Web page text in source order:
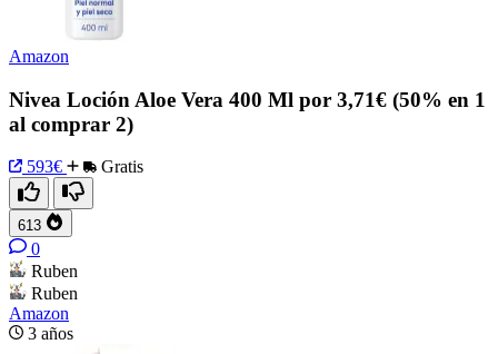
Amazon
Nivea Loción Aloe Vera 400 Ml por 3,71€ (50% en 1
al comprar 2)
593€ Gratis
613
0
Ruben
Ruben
Amazon
3 años